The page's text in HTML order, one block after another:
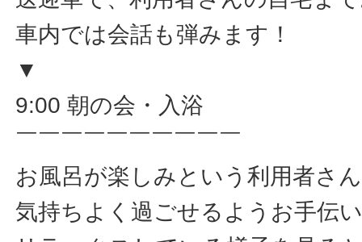
車内では会話も弾みます！
▼
9:00 朝の会・入浴
￣￣￣￣￣￣￣￣￣￣
お風呂が楽しみという利用者さ
気持ちよく過ごせるようお手伝